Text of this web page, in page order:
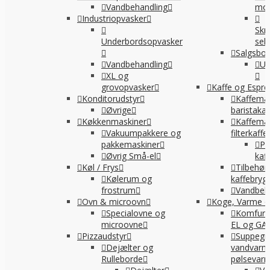
Vandbehandling
Industriopvasker
Underbordsopvasker
Vandbehandling
XL og
grovopvasker
Konditorudstyr
Øvrige
Køkkenmaskiner
Vakuumpakkere og
pakkemaskiner
Øvrig Små-el
Køl / Frys
Kølerum og
frostrum
Ovn & microovn
Specialovne og
microovne
Pizzaudstyr
Dejælter og
Rulleborde
Kaffe og
filterkaffe
Tilbehør
Koge, Varme
Komfur
EL og